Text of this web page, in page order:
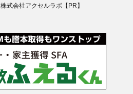
株式会社アクセルラボ【PR】